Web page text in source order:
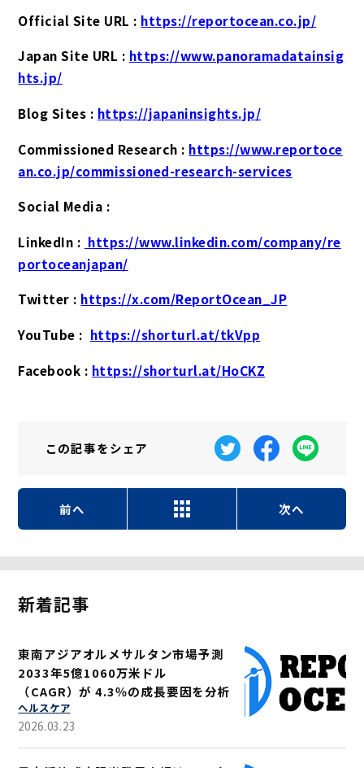
Official Site URL : https://reportocean.co.jp/
Japan Site URL : https://www.panoramadatainsig
hts.jp/
Blog Sites : https://japaninsights.jp/
Commissioned Research : https://www.reportoce
an.co.jp/commissioned-research-services
Social Media :
LinkedIn : https://www.linkedin.com/company/re
portoceanjapan/
Twitter : https://x.com/ReportOcean_JP
YouTube : https://shorturl.at/tkVpp
Facebook : https://shorturl.at/HoCKZ
この記事をシェア
前へ 次へ
新着記事
東南アジアオルメサルタン市場予測
2033年5億1060万米ドル
（CAGR）が 4.3％の成長要因を分析
ヘルスケア
2026.03.23